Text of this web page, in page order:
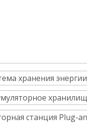
хранения
станция Plug-